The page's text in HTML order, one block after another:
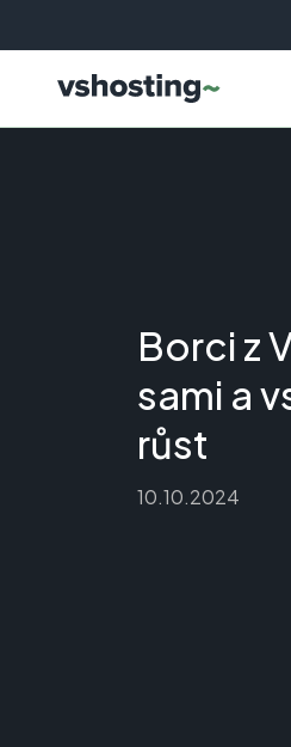
Borci z
sami a
růst
10.10.2024